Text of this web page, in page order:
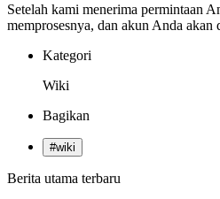
Setelah kami menerima permintaan
memprosesnya, dan akun Anda akan
Kategori
Wiki
Bagikan
#wiki
Berita utama terbaru